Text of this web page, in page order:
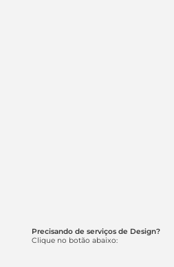
Precisando de serviços de Design?
Clique no botão abaixo: